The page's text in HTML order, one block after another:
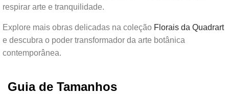
respirar arte e tranquilidade.
Explore mais obras delicadas na coleção Florais da Quadrart
e descubra o poder transformador da arte botânica
contemporânea.
Guia de Tamanhos